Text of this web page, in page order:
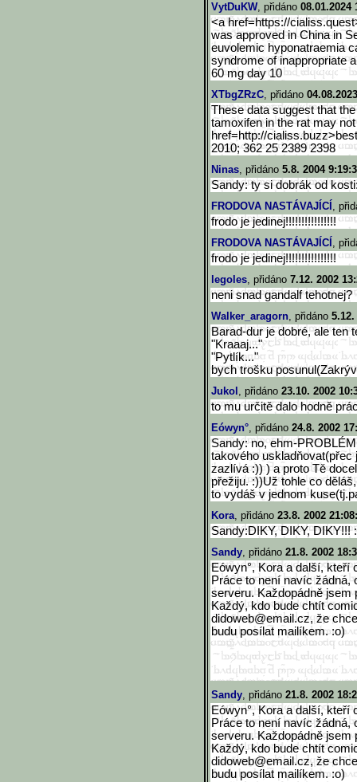
VytDuKW, přidáno 08.01.2024
<a href=https://
was approved in China in
euvolemic hyponatraemia
syndrome of inappropriate
60 mg day 10
XTbgZRzC, přidáno
These data suggest that
tamoxifen in the rat may
href=http://cialiss.buzz>be
2010; 362 25 2389 2398
Ninas, přidáno 5.8. 2004
Sandy: ty si dobrák od
FRODOVA NASTÁVAJÍCÍ ,
frodo je jedinej!!!!!!!!!!!!!!!!
FRODOVA NASTÁVAJÍCÍ ,
frodo je jedinej!!!!!!!!!!!!!!!!
legoles, přidáno 7.12. 2002
neni snad gandalf tehotnej?
Walker_aragorn, přidáno 5.12.
Barad-dur je dobré, ale ten
"Kraaaj..."
"Pytlík..."
bych trošku
Jukol , přidáno 23.10. 2002
to mu určitě dalo hodně
Eówyn°, přidáno 24.8. 2002
Sandy: no, ehm-
takového
zazlívá :)) ) a proto Tě
přežiju. :))Už tohle co
to vydáš v jednom
Kora, přidáno 23.8. 2002
Sandy:DIKY, DIKY, DIKY!!!
Sandy, přidáno 21.8. 2002
Eówyn°, Kora a další, kteří
Práce to není navíc žádná,
serveru. Každopádně jsem
Každý, kdo bude chtít
didoweb@email.cz, že
budu posílat mailíkem. :o)
Sandy, přidáno 21.8. 2002
Eówyn°, Kora a další, kteří
Práce to není navíc žádná,
serveru. Každopádně jsem
Každý, kdo bude chtít
didoweb@email.cz, že
budu posílat mailíkem. :o)